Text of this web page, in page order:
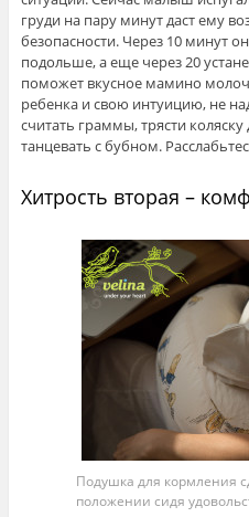
груди на пару минут даст ему
безопасности. Через 10 минут
подольше, а еще через 20
поможет вкусное мамино
ребенка и свою интуицию, не
считать граммы, трясти
танцевать с бубном.
Хитрость вторая –
Подушка для кормления
положении сидя